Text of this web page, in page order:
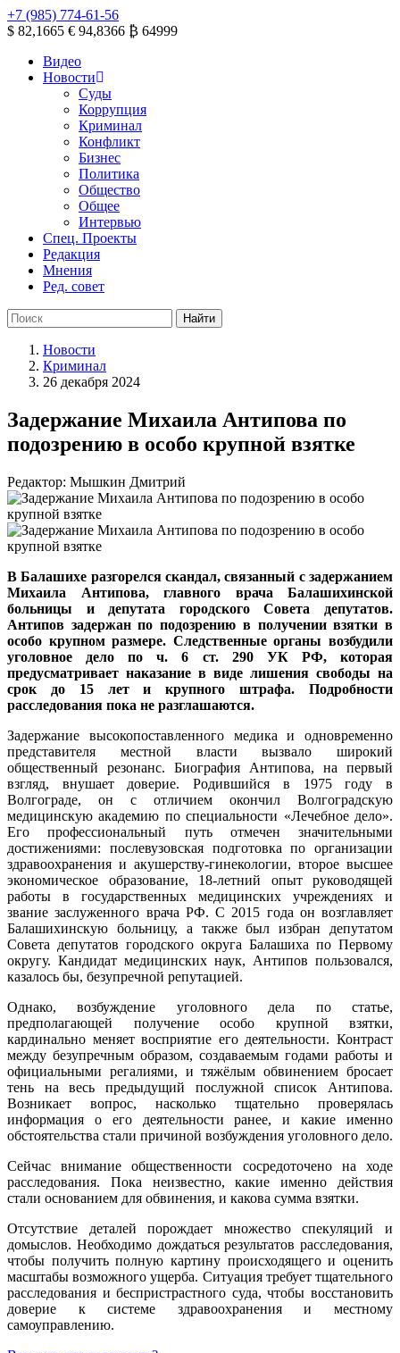
+7 (985) 774-61-56
$ 82,1665 € 94,8366 ₿ 64999
Видео
Новости
Суды
Коррупция
Криминал
Конфликт
Бизнес
Политика
Общество
Общее
Интервью
Спец. Проекты
Редакция
Мнения
Ред. совет
Новости
Криминал
26 декабря 2024
Задержание Михаила Антипова по
подозрению в особо крупной взятке
Редактор: Мышкин Дмитрий
В Балашихе разгорелся скандал, связанный с задержанием
Михаила Антипова, главного врача Балашихинской
больницы и депутата городского Совета депутатов.
Антипов задержан по подозрению в получении взятки в
особо крупном размере. Следственные органы возбудили
уголовное дело по ч. 6 ст. 290 УК РФ, которая
предусматривает наказание в виде лишения свободы на
срок до 15 лет и крупного штрафа. Подробности
расследования пока не разглашаются.
Задержание высокопоставленного медика и одновременно
представителя местной власти вызвало широкий
общественный резонанс. Биография Антипова, на первый
взгляд, внушает доверие. Родившийся в 1975 году в
Волгограде, он с отличием окончил Волгоградскую
медицинскую академию по специальности «Лечебное дело».
Его профессиональный путь отмечен значительными
достижениями: послевузовская подготовка по организации
здравоохранения и акушерству-гинекологии, второе высшее
экономическое образование, 18-летний опыт руководящей
работы в государственных медицинских учреждениях и
звание заслуженного врача РФ. С 2015 года он возглавляет
Балашихинскую больницу, а также был избран депутатом
Совета депутатов городского округа Балашиха по Первому
округу. Кандидат медицинских наук, Антипов пользовался,
казалось бы, безупречной репутацией.
Однако, возбуждение уголовного дела по статье,
предполагающей получение особо крупной взятки,
кардинально меняет восприятие его деятельности. Контраст
между безупречным образом, создаваемым годами работы и
официальными регалиями, и тяжёлым обвинением бросает
тень на весь предыдущий послужной список Антипова.
Возникает вопрос, насколько тщательно проверялась
информация о его деятельности ранее, и какие именно
обстоятельства стали причиной возбуждения уголовного дело.
Сейчас внимание общественности сосредоточено на ходе
расследования. Пока неизвестно, какие именно действия
стали основанием для обвинения, и какова сумма взятки.
Отсутствие деталей порождает множество спекуляций и
домыслов. Необходимо дождаться результатов расследования,
чтобы получить полную картину происходящего и оценить
масштабы возможного ущерба. Ситуация требует тщательного
расследования и беспристрастного суда, чтобы восстановить
доверие к системе здравоохранения и местному
самоуправлению.